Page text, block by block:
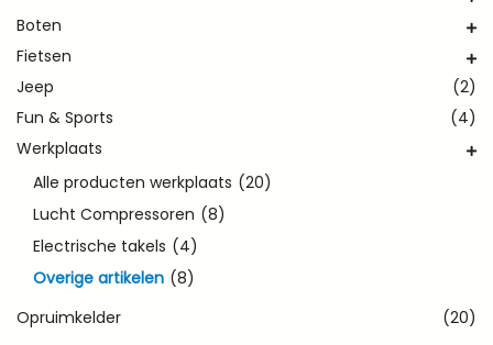
Boten
Fietsen
Jeep
(2)
Fun & Sports
(4)
Werkplaats
Alle producten werkplaats (20)
Lucht Compressoren (8)
Electrische takels (4)
Overige artikelen (8)
Opruimkelder
(20)